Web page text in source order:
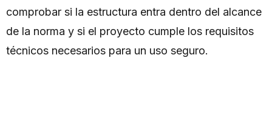
comprobar si la estructura entra dentro del alcance
de la norma y si el proyecto cumple los requisitos
técnicos necesarios para un uso seguro.